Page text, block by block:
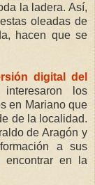
la ladera. Así,
oleadas de
hacen que se
digital del
los
en Mariano que
de la localidad.
de Aragón y
a sus
en la